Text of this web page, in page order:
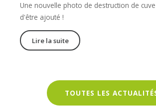
Une nouvelle photo de destruction de
d'être ajouté !
Lire la suite
TOUTES LES